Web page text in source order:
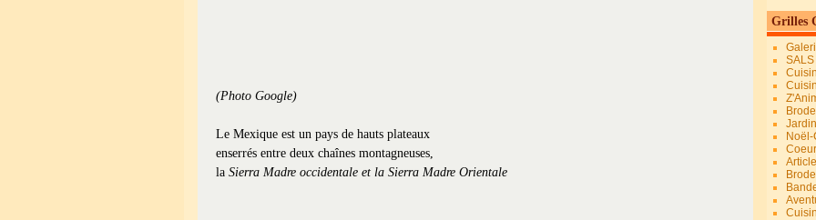
(Photo Google)
Le Mexique est un pays de hauts plateaux
enserrés entre deux chaînes montagneuses,
la Sierra Madre occidentale et la Sierra Madre Orientale
Grilles